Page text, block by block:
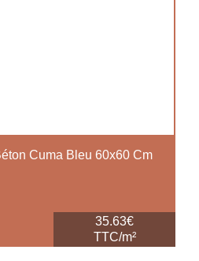
Cuma Bleu 60x60 Cm
35.63€
TTC/m²